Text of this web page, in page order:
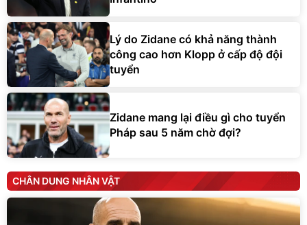
Lý do Zidane có khả năng thành
công cao hơn Klopp ở cấp độ đội
tuyển
Zidane mang lại điều gì cho tuyển
Pháp sau 5 năm chờ đợi?
CHÂN DUNG NHÂN VẬT